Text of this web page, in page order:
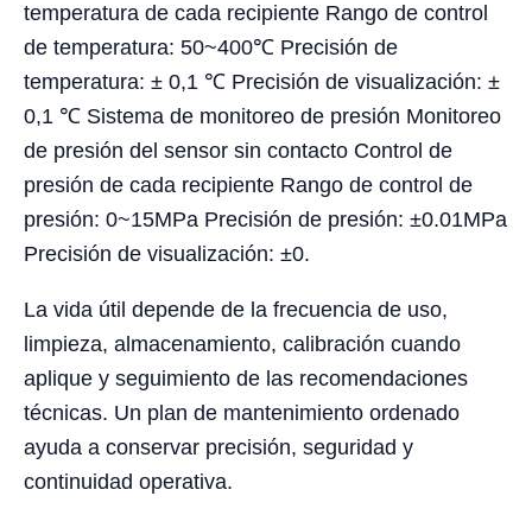
temperatura de cada recipiente Rango de control
de temperatura: 50~400℃ Precisión de
temperatura: ± 0,1 ℃ Precisión de visualización: ±
0,1 ℃ Sistema de monitoreo de presión Monitoreo
de presión del sensor sin contacto Control de
presión de cada recipiente Rango de control de
presión: 0~15MPa Precisión de presión: ±0.01MPa
Precisión de visualización: ±0.
La vida útil depende de la frecuencia de uso,
limpieza, almacenamiento, calibración cuando
aplique y seguimiento de las recomendaciones
técnicas. Un plan de mantenimiento ordenado
ayuda a conservar precisión, seguridad y
continuidad operativa.